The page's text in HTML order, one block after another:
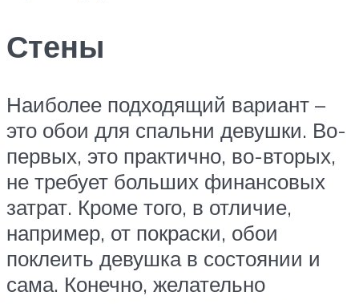
Стены
Наиболее подходящий вариант –
это обои для спальни девушки. Во-
первых, это практично, во-вторых,
не требует больших финансовых
затрат. Кроме того, в отличие,
например, от покраски, обои
поклеить девушка в состоянии и
сама. Конечно, желательно